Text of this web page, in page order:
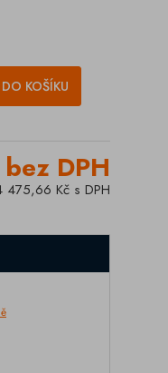
KOŠÍKU
DPH
475,66 Kč s DPH